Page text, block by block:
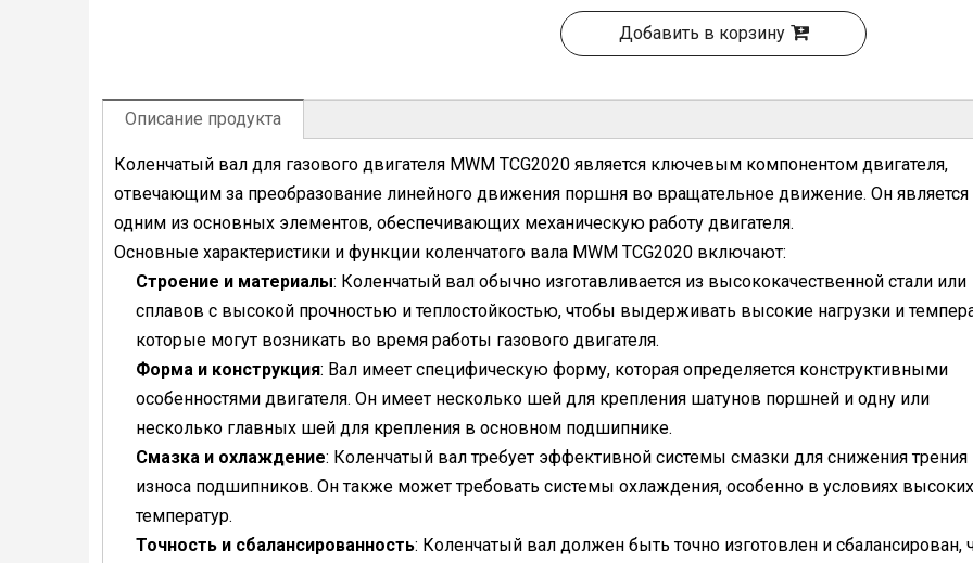
Добавить в корзину
Описание продукта
Коленчатый вал для газового двигателя MWM TCG2020 является ключевым компонентом двигателя,
отвечающим за преобразование линейного движения поршня во вращательное движение. Он является
одним из основных элементов, обеспечивающих механическую работу двигателя.
Основные характеристики и функции коленчатого вала MWM TCG2020 включают:
Строение и материалы: Коленчатый вал обычно изготавливается из высококачественной стали или
сплавов с высокой прочностью и теплостойкостью, чтобы выдерживать высокие нагрузки и
которые могут возникать во время работы газового двигателя.
Форма и конструкция: Вал имеет специфическую форму, которая определяется конструктивными
особенностями двигателя. Он имеет несколько шей для крепления шатунов поршней и одну или
несколько главных шей для крепления в основном подшипнике.
Смазка и охлаждение: Коленчатый вал требует эффективной системы смазки для снижения трения
износа подшипников. Он также может требовать системы охлаждения, особенно в условиях высоких
температур.
Точность и сбалансированность: Коленчатый вал должен быть точно изготовлен и сбалансирован,